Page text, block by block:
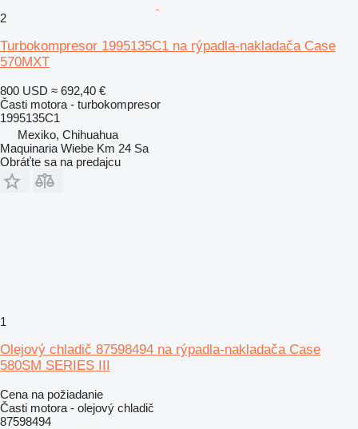
2
Turbokompresor 1995135C1 na rýpadla-nakladača Case
570MXT
800 USD ≈ 692,40 €
Časti motora - turbokompresor
1995135C1
Mexiko, Chihuahua
Maquinaria Wiebe Km 24 Sa
Obráťte sa na predajcu
1
Olejový chladič 87598494 na rýpadla-nakladača Case
580SM SERIES III
Cena na požiadanie
Časti motora - olejový chladič
87598494